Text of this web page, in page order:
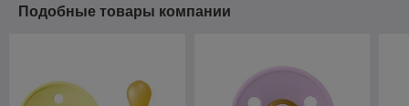
Подобные товары компании